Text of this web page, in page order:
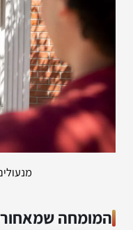
המומחה